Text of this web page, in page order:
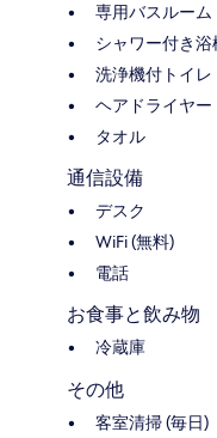
専用バスルーム
シャワー付き浴
洗浄機付トイレ
ヘアドライヤー
タオル
通信設備
デスク
WiFi (無料)
電話
お食事と飲み物
冷蔵庫
その他
客室清掃 (毎日)